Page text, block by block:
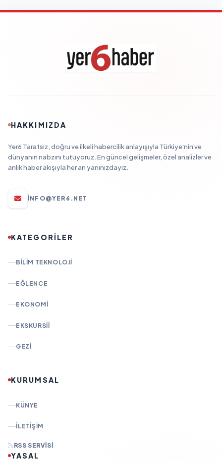
HAKKIMIZDA
Yer6 Tarafsız, doğru ve ilkeli habercilik anlayışıyla Türkiye'nin ve
dünyanın nabzını tutuyoruz. En güncel gelişmeler, özel analizler ve
anlık haber akışıyla her an yanınızdayız.
INFO@YER6.NET
KATEGORİLER
BILIM TEKNOLOJI
EĞLENCE
EKONOMI
EKSKURSII
GEZI
KURUMSAL
KÜNYE
İLETIŞIM
RSS SERVISI
YASAL